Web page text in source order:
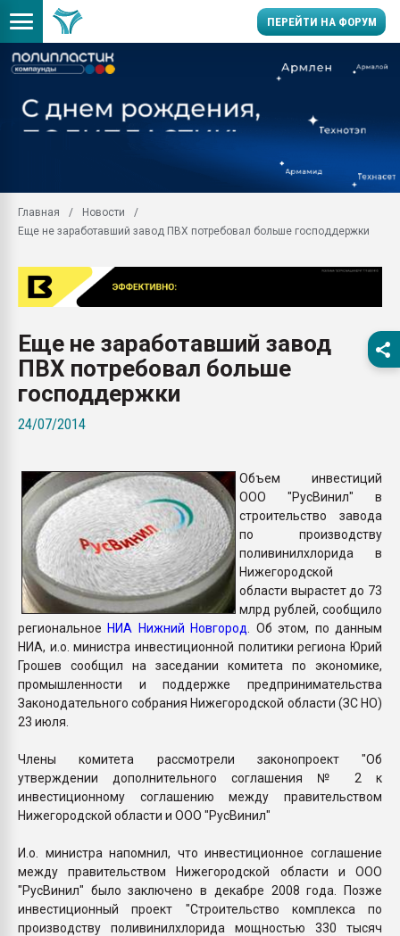
ПЕРЕЙТИ НА ФОРУМ
умельцы изготовили
колонок полностью из
Продажа готового
производство SPC
29.07.2026 ФРП помог
ближайшее
Подмосковье, Москва
ПЕРЕЙТИ НА
Главная
Новости
Еще не заработавший завод ПВХ потребовал больше господдержки
Еще не заработавший завод
ПВХ потребовал больше
господдержки
24/07/2014
Объем инвестиций
ООО "РусВинил" в
строительство завода
по производству
поливинилхлорида в
Нижегородской
области вырастет до 73
млрд рублей, сообщило
региональноеНИА Нижний Новгород . Об этом, по данным
НИА, и.о. министра инвестиционной политики региона Юрий
Грошев сообщил на заседании комитета по экономике,
промышленности и поддержке предпринимательства
Законодательного собрания Нижегородской области (ЗС НО)
23 июля.
Члены комитета рассмотрели законопроект "Об
утверждении дополнительного соглашения № 2 к
инвестиционному соглашению между правительством
Нижегородской области и ООО "РусВинил"
И.о. министра напомнил, что инвестиционное соглашение
между правительством Нижегородской области и ООО
"РусВинил" было заключено в декабре 2008 года. Позже
инвестиционный проект "Строительство комплекса по
производству поливинилхлорида мощностью 330 тысяч